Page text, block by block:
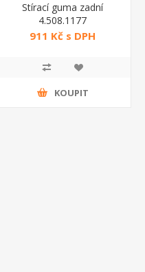
Stírací guma zadní
4.508.1177
911 Kč s DPH
KOUPIT